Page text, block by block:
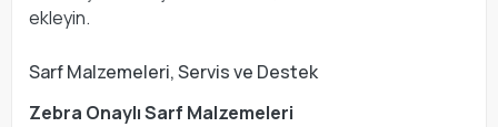
ekleyin.
Sarf Malzemeleri, Servis ve Destek
Zebra Onaylı Sarf Malzemeleri